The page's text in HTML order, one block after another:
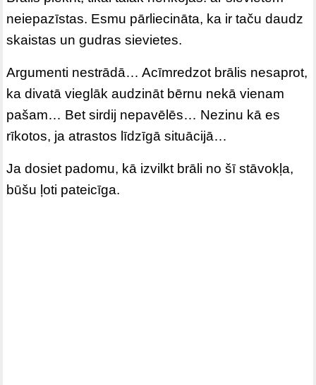
neiepazīstas. Esmu pārliecināta, ka ir taču daudz
skaistas un gudras sievietes.
Argumenti nestrādā… Acīmredzot brālis nesaprot,
ka divatā vieglāk audzināt bērnu nekā vienam
pašam… Bet sirdij nepavēlēs… Nezinu kā es
rīkotos, ja atrastos līdzīgā situācijā…
Ja dosiet padomu, kā izvilkt brāli no šī stāvokļa,
būšu ļoti pateicīga.